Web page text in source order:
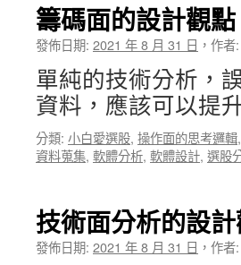
籌碼面的設計觀點
發佈日期: 2021 年 8 月 31 日 ， 作者:
單純的技術分析，
資料，應該可以提
分類: 小白愛選股, 操作面的思考邏輯,
資料蒐集, 軟體分析, 軟體設計, 選股
技術面分析的設
發佈日期: 2021 年 8 月 31 日 ， 作者: